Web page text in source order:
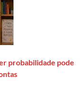
probabilidade pode